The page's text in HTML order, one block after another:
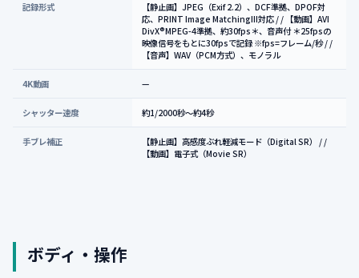
記録形式
【静止画】JPEG（Exif 2.2）、DCF準拠、DPOF対
応、PRINT Image MatchingIII対応 / / 【動画】AVI
DivX®MPEG-4準拠、約30fps＊、音声付 ＊25fpsの
映像信号をもとに30fpsで記録 ※fps=フレーム/秒 / /
【音声】WAV（PCM方式）、モノラル
4K動画 —
シャッター速度 約1/2000秒～約4秒
手ブレ補正
【静止画】高感度ぶれ軽減モード（Digital SR） / /
【動画】電子式（Movie SR）
ボディ・操作